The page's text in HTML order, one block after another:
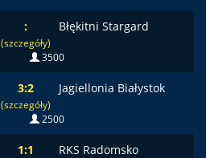
:
(szczegóły)
Błękitni Stargard
3500
3:2
(szczegóły)
Jagiellonia Białystok
2500
1:1 RKS Radomsko